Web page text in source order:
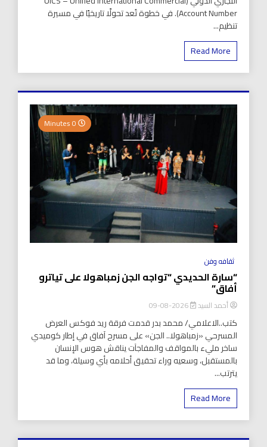
Account Number). في خطوة تُعد تحولًا تاريخيًا في مسيرة
تنظيم...
Read More
ثقافه وفن
“سارة الحديدي “تواجه الجن زمباهولا على تياترو
أفاق”
أحمد السيد 2026-08-09
كتب..الاعلامي/ محمد بدر قدمت فرقة ريد فوكس العرض
المسرحي «زمباهولا.. الجن» على مسرح آفاق في إطار كوميدي
ساخر مليء بالمواقف والمفاجآت يناقش هوس الإنسان
بالمستقبل، وسعيه وراء تحقيق أحلامه بأي وسيلة، وما قد
يترتب...
Read More